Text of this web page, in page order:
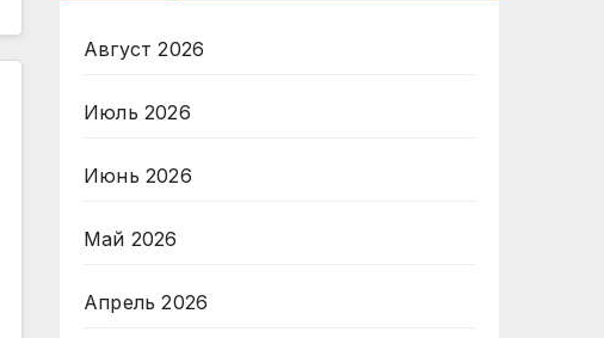
Август 2026
Июль 2026
Июнь 2026
Май 2026
Апрель 2026